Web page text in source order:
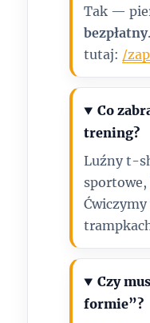
Tak —
bezpłatny
tutaj: /
Co
trening?
Luźny t-
Czy
formie”?